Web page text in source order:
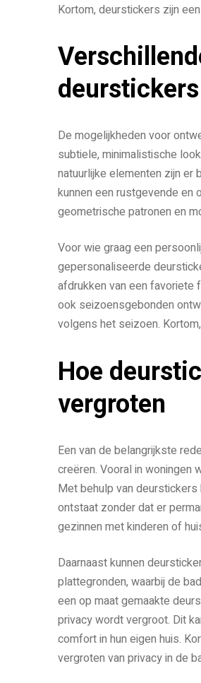
Kortom, deurstickers zijn
De mogelijkheden voor
subtiele, minimalistische
natuurlijke elementen zijn
kunnen een rustgevende en
geometrische patronen en
Voor wie graag een
gepersonaliseerde
afdrukken van een favoriete
ook seizoensgebonden
volgens het seizoen.
Hoe
vergroten
Een van de belangrijkste
creëren. Vooral in woningen
Met behulp van
ontstaat zonder dat er
gezinnen met kinderen of
Daarnaast kunnen
plattegronden, waarbij de
een op maat gemaakte
privacy wordt vergroot. Dit
comfort in hun eigen huis.
vergroten van privacy in de